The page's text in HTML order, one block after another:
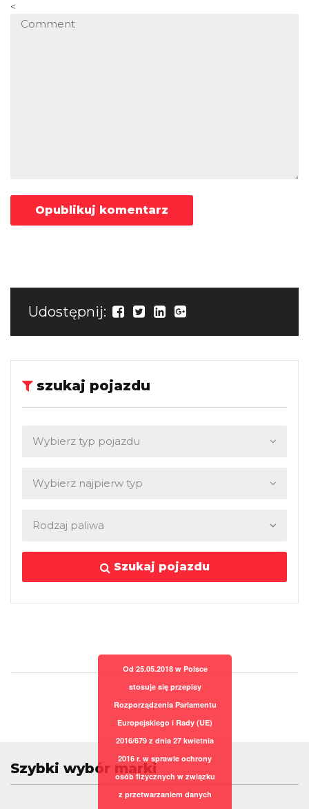
<
Udostępnij:
szukaj pojazdu
Szukaj pojazdu
Szybki wybór marki
Od 25.05.2018 w Polsce
stosuje się przepisy
Rozporządzenia Parlamentu
Europejskiego i Rady (UE)
2016/679 z dnia 27 kwietnia
2016 r. w sprawie ochrony
osób fizycznych w związku
z przetwarzaniem danych